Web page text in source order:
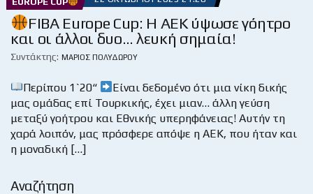
Αναζήτηση
FIBA Europe Cup: Η ΑΕΚ ύψωσε γόητρο
και οι άλλοι δυο… λευκή σημαία!
Συντάκτης: ΜΆΡΙΟΣ ΠΟΛΥΔΏΡΟΥ
Περίπου 1`20“
Είναι δεδομένο ότι μια νίκη δικής
μας ομάδας επί Τουρκικής, έχει μιαν… άλλη γεύση
μεταξύ γοήτρου και Εθνικής υπερηφάνειας! Αυτήν τη
χαρά λοιπόν, μας πρόσφερε απόψε η ΑΕΚ, που ήταν και
η μοναδική […]